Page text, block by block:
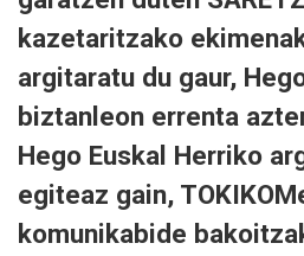
kazetaritzako
argitaratu du gaur,
biztanleon errenta
Hego Euskal Herriko
egiteaz gain,
komunikabide